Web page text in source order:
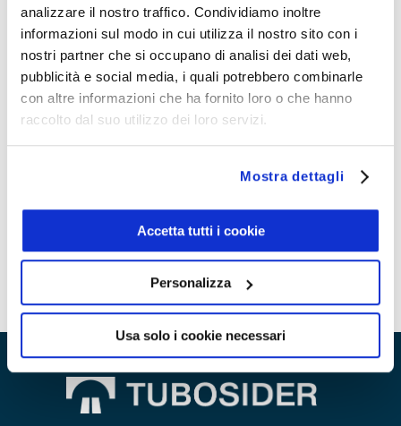
analizzare il nostro traffico. Condividiamo inoltre
informazioni sul modo in cui utilizza il nostro sito con i
nostri partner che si occupano di analisi dei dati web,
pubblicità e social media, i quali potrebbero combinarle
con altre informazioni che ha fornito loro o che hanno
raccolto dal suo utilizzo dei loro servizi.
Mostra dettagli
Accetta tutti i cookie
Personalizza
Usa solo i cookie necessari
PDR125-74/23
PDR125 - Diversity and Inclusion Policy